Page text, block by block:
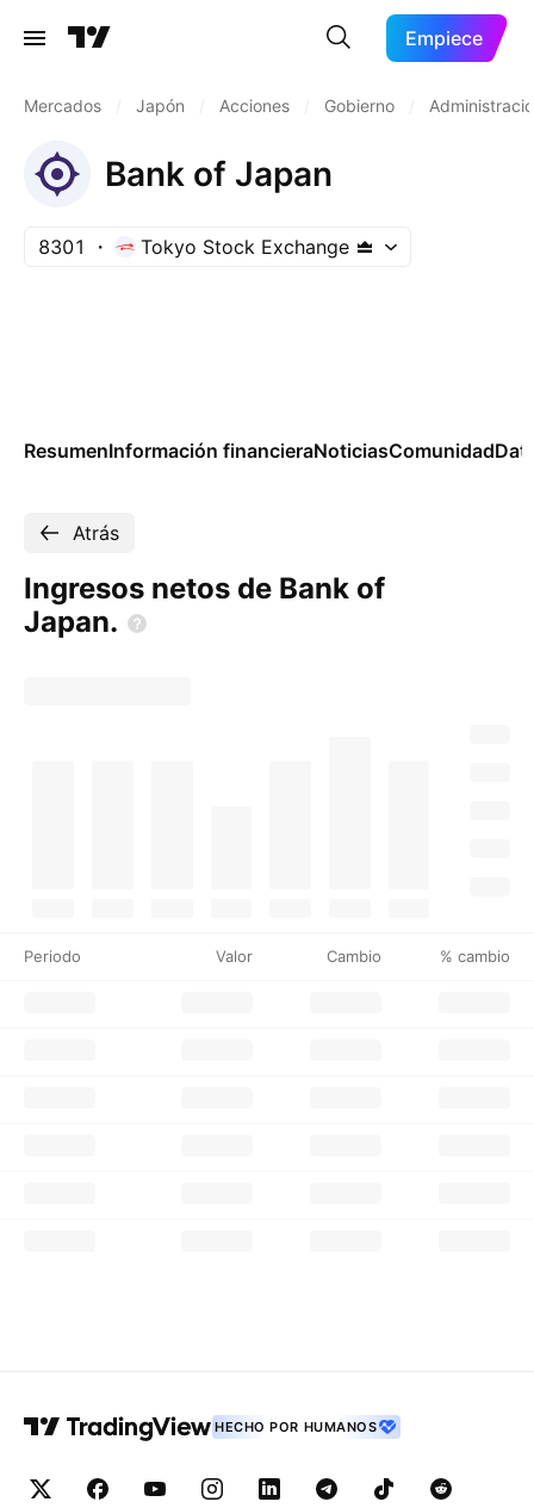
Empiece
Mercados Japón Acciones Gobierno
Bank of Japan
8301 Tokyo Stock Exchange
ResumenInformación financieraNoticiasComunidad
Atrás
Ingresos netos de Bank of
Japan.
Periodo Valor Cambio % cambio
HECHO POR HUMANOS